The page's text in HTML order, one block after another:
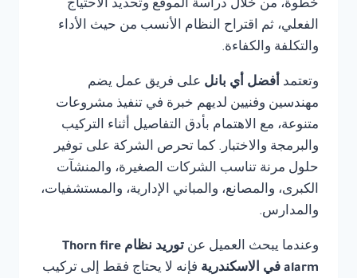
خطوة، من خلال دراسة الموقع وتحديد الاحتياج
الفعلي، ثم اقتراح النظام الأنسب من حيث الأداء
والتكلفة والكفاءة.
وتعتمد أفضل أي بانل على فريق عمل يضم
مهندسين وفنيين لديهم خبرة في تنفيذ مشروعات
متنوعة، مع الاهتمام بأدق التفاصيل أثناء التركيب
والبرمجة والاختبار. كما تحرص الشركة على توفير
حلول مرنة تناسب الشركات الصغيرة، والمنشآت
الكبرى، والمصانع، والمباني الإدارية، والمستشفيات،
والمدارس.
وعندما يبحث العميل عن
توريد نظام Thorn fire
alarm في الاسكندرية
فإنه لا يحتاج فقط إلى تركيب